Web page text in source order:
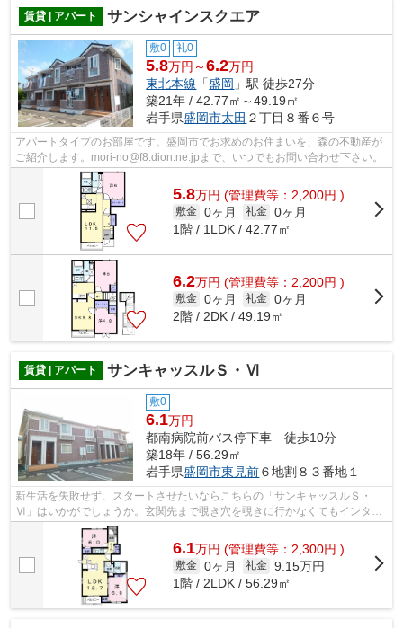
賃貸 | アパート サンシャインスクエア
敷0 礼0
5.8万円～6.2万円
東北本線 「盛岡 」駅 徒歩27分
築21年 / 42.77㎡～49.19㎡
岩手県盛岡市太田 ２丁目８番６号
アパートタイプのお部屋です。盛岡市でお求めのお住まいを、森の不動産が
ご紹介します。mori-no@f8.dion.ne.jpまで、いつでもお問い合わせ下さい。
5.8万円 (管理費等：2,200円 )
敷金 0ヶ月 礼金 0ヶ月
1階 / 1LDK / 42.77㎡
6.2万円 (管理費等：2,200円 )
敷金 0ヶ月 礼金 0ヶ月
2階 / 2DK / 49.19㎡
賃貸 | アパート サンキャッスルＳ・Ⅵ
敷0
6.1万円
都南病院前バス停下車 徒歩10分
築18年 / 56.29㎡
岩手県盛岡市東見前６地割８３番地１
新生活を失敗せず、スタートさせたいならこちらの「サンキャッスルＳ・
Ⅵ」はいかがでしょうか。玄関先まで覗き穴を覗きに行かなくてもインター
ホン越しに誰が来たのかを確認できるので...
6.1万円 (管理費等：2,300円 )
敷金 0ヶ月 礼金 9.15万円
1階 / 2LDK / 56.29㎡